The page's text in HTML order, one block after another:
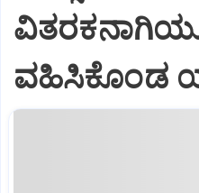
ವಹಿಸಿಕೊಂಡ